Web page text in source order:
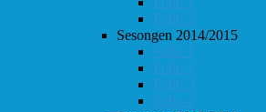
Follo 2
Sesongen 2014/2015
Follo 1
Follo 2
Follo 3
Follo 4